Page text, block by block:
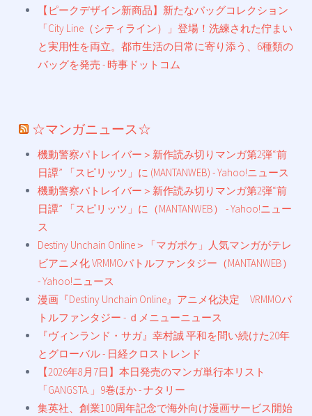
【ピークデザイン新商品】新たなバッグコレクション
「City Line（シティライン）」登場！洗練された佇まい
と実用性を両立。都市生活の日常に寄り添う、6種類の
バッグを発売 - 時事ドットコム
☆マンガニュース☆
機動警察パトレイバー＞新作読み切りマンガ第2弾“前
日譚” 「スピリッツ」に (MANTANWEB) - Yahoo!ニュース
機動警察パトレイバー＞新作読み切りマンガ第2弾“前
日譚” 「スピリッツ」に（MANTANWEB） - Yahoo!ニュー
ス
Destiny Unchain Online＞「マガポケ」人気マンガがテレ
ビアニメ化 VRMMOバトルファンタジー（MANTANWEB）
- Yahoo!ニュース
漫画『Destiny Unchain Online』アニメ化決定 VRMMOバ
トルファンタジー - ｄメニューニュース
『ヴィンランド・サガ』幸村誠 平和を問い続けた20年
とグローバル - 日経クロストレンド
【2026年8月7日】本日発売のマンガ単行本リスト
「GANGSTA.」9巻ほか - ナタリー
集英社、創業100周年記念で海外向け漫画サービス開始